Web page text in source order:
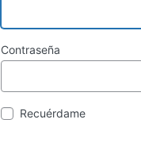
Contraseña
Recuérdame